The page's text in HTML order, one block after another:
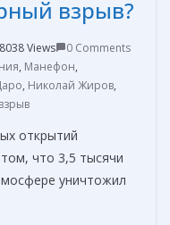
взрыв?
8038 Views
0 Comments
, Манефон,
, Николай Жиров,
открытий
что 3,5 тысячи
уничтожил